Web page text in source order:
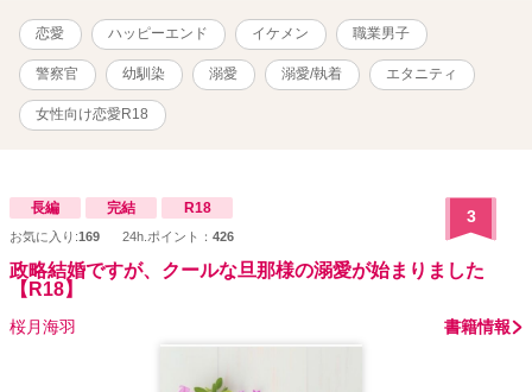
あのデッドボールから始まった。 の、かも。 ※鮫川兄弟シリーズ最
新作です。
恋愛 ハッピーエンド イケメン 職業男子
警察官 幼馴染 溺愛 溺愛/執着 エタニティ
女性向け恋愛R18
長編 完結 R18
お気に入り:169 24h.ポイント： 426
3
政略結婚ですが、クールな旦那様の溺愛が始まりました
【R18】
桜月海羽 書籍情報